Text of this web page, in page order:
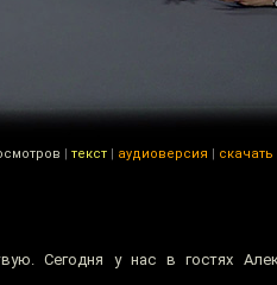
| текст | аудиоверсия | скачать
Сегодня у нас в гостях